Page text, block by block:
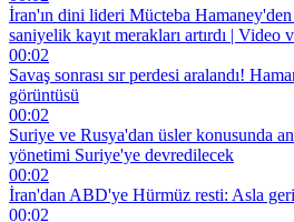
İran'ın dini lideri Mücteba
saniyelik kayıt merakları artırdı | Video
00:02
Savaş sonrası sır perdesi aralandı!
görüntüsü
00:02
Suriye ve Rusya'dan üsler konusunda
yönetimi Suriye'ye devredilecek
00:02
İran'dan ABD'ye Hürmüz resti: Asla geri
00:02